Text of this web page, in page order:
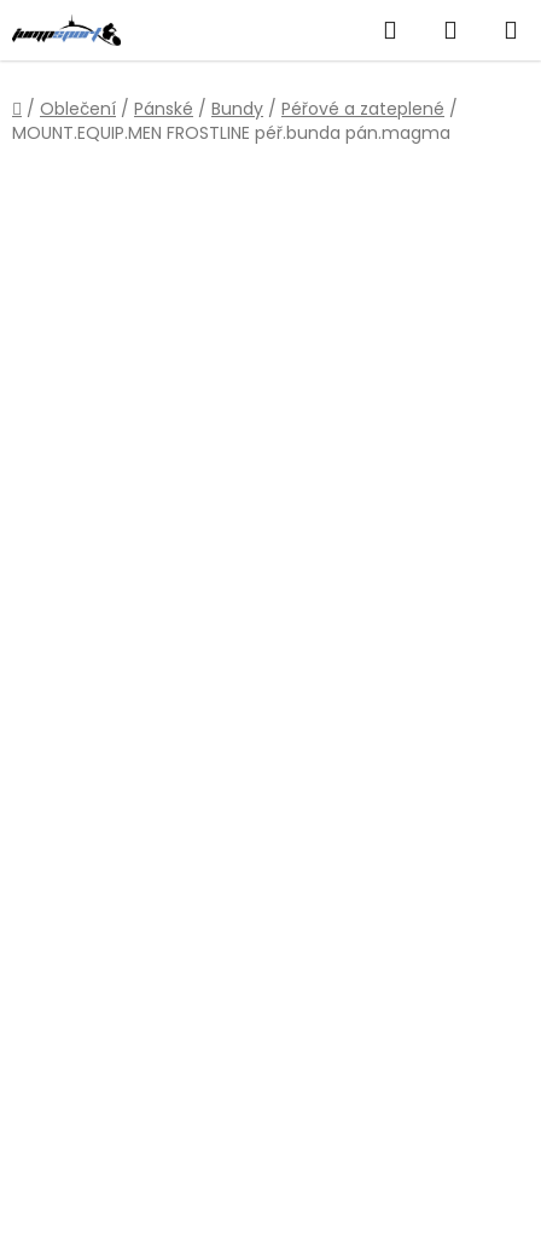
na
obsah
Hledat
KOŠÍK
Domů
/ Oblečení / Pánské / Bundy / Péřové a zateplené /
MOUNT.EQUIP.MEN FROSTLINE péř.bunda pán.magma